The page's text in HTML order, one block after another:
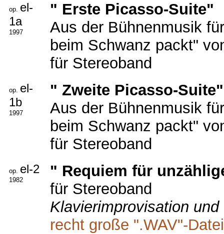
op. el-
1a
1997
" Erste Picasso-Suite"
Aus der Bühnenmusik
beim Schwanz packt"
für Stereoband
op. el-
1b
1997
" Zweite Picasso-Suite"
Aus der Bühnenmusik
beim Schwanz packt"
für Stereoband
op. el-2
1982
" Requiem für
für Stereoband
Klavierimprovisation
recht große ".WAV"-Datei